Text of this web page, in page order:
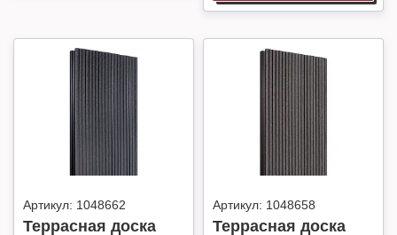
Артикул: 1048662
Террасная доска
Артикул: 1048658
Террасная доска